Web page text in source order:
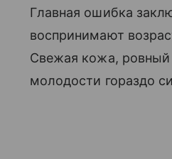
Главная ошибка
воспринимают
Свежая кожа, ровный
молодости гораздо